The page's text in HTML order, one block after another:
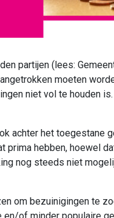
partijen (lees:
moeten
niet vol te houden
achter het toegestane
hebben, hoewel
nog steeds niet
om bezuinigingen te